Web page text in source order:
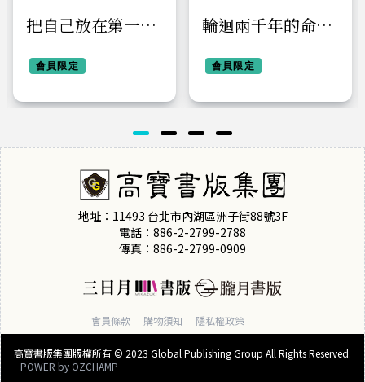
把自己放在第一順
你會員限定
輪迴兩千年的命定
醫師見證靈魂伴侶
愛的療癒力量，為
生命注入豐盈美好
會員限定
地址：11493 台北市內湖區洲子街88號3F
電話：886-2-2799-2788
傳真：886-2-2799-0909
會員條款 購物須知 隱私權政策
高寶書版集團版權所有 © 2023 Global Publishing Group All Rights Reserved.
POWER by OZCHAMP